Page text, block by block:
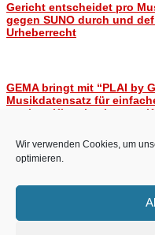
Wir verwenden Cookies, um
optimieren.
Gericht entscheidet pro
gegen SUNO durch und
Urheberrecht
GEMA bringt mit “PLAI by
Musikdatensatz für
gewinnt Klangio als erste
Musikstreaming fair
Ihr Kommentar